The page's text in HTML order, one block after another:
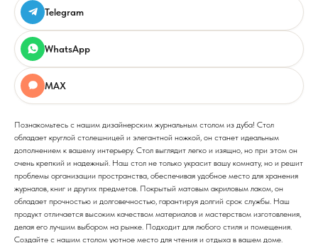
Telegram
WhatsApp
MAX
Познакомьтесь с нашим дизайнерским журнальным столом из дуба! Стол
обладает круглой столешницей и элегантной ножкой, он станет идеальным
дополнением к вашему интерьеру. Стол выглядит легко и изящно, но при этом он
очень крепкий и надежный. Наш стол не только украсит вашу комнату, но и решит
проблемы организации пространства, обеспечивая удобное место для хранения
журналов, книг и других предметов. Покрытый матовым акриловым лаком, он
обладает прочностью и долговечностью, гарантируя долгий срок службы. Наш
продукт отличается высоким качеством материалов и мастерством изготовления,
делая его лучшим выбором на рынке. Подходит для любого стиля и помещения.
Создайте с нашим столом уютное место для чтения и отдыха в вашем доме.